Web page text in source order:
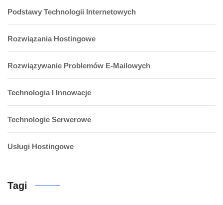
Podstawy Technologii Internetowych
Rozwiązania Hostingowe
Rozwiązywanie Problemów E-Mailowych
Technologia I Innowacje
Technologie Serwerowe
Usługi Hostingowe
Tagi